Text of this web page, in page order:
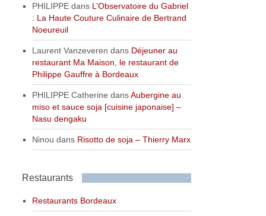
PHILIPPE dans L’Observatoire du Gabriel
: La Haute Couture Culinaire de Bertrand
Noeureuil
Laurent Vanzeveren dans Déjeuner au
restaurant Ma Maison, le restaurant de
Philippe Gauffre à Bordeaux
PHILIPPE Catherine dansAubergine au
miso et sauce soja [cuisine japonaise] –
Nasu dengaku
Ninou dans Risotto de soja – Thierry Marx
Restaurants
Restaurants Bordeaux